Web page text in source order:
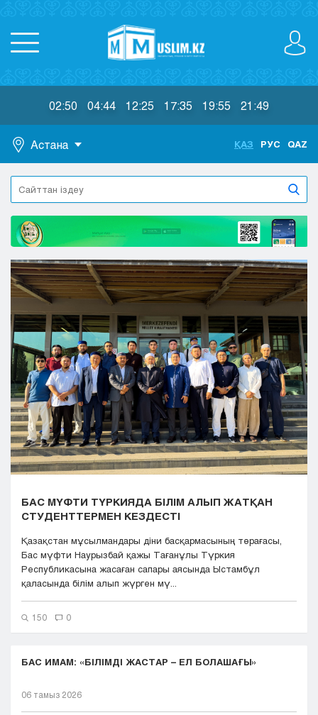
02:50 04:44 12:25 17:35 19:55 21:49
Астана
Астана
Алматы
Актобе
Атырау
Жезказган
Караганда
Кокшетау
Костанай
Кызылорда
Павлодар
Петропавловск
Семей
Талдыкорган
Тараз
Туркестан
Уральск
Усть-Каменогорск
ҚАЗ РУС QAZ
БАС МҮФТИ ТҮРКИЯДА БІЛІМ АЛЫП ЖАТҚАН
СТУДЕНТТЕРМЕН КЕЗДЕСТІ
Қазақстан мұсылмандары діни басқармасының төрағасы,
Бас мүфти Наурызбай қажы Тағанұлы Түркия
Республикасына жасаған сапары аясында Ыстамбұл
қаласында білім алып жүрген мү...
150 0
БАС ИМАМ: «БІЛІМДІ ЖАСТАР – ЕЛ БОЛАШАҒЫ»
06 тамыз 2026